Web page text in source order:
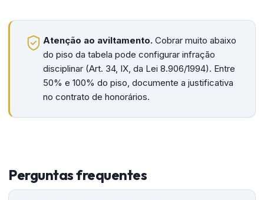
Atenção ao aviltamento. Cobrar muito abaixo
do piso da tabela pode configurar infração
disciplinar (Art. 34, IX, da Lei 8.906/1994). Entre
50% e 100% do piso, documente a justificativa
no contrato de honorários.
Perguntas frequentes